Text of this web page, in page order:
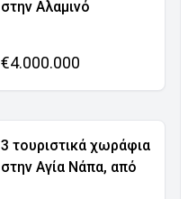
στην Αλαμινό
€4.000.000
3 τουριστικά χωράφια
στην Αγία Νάπα, από